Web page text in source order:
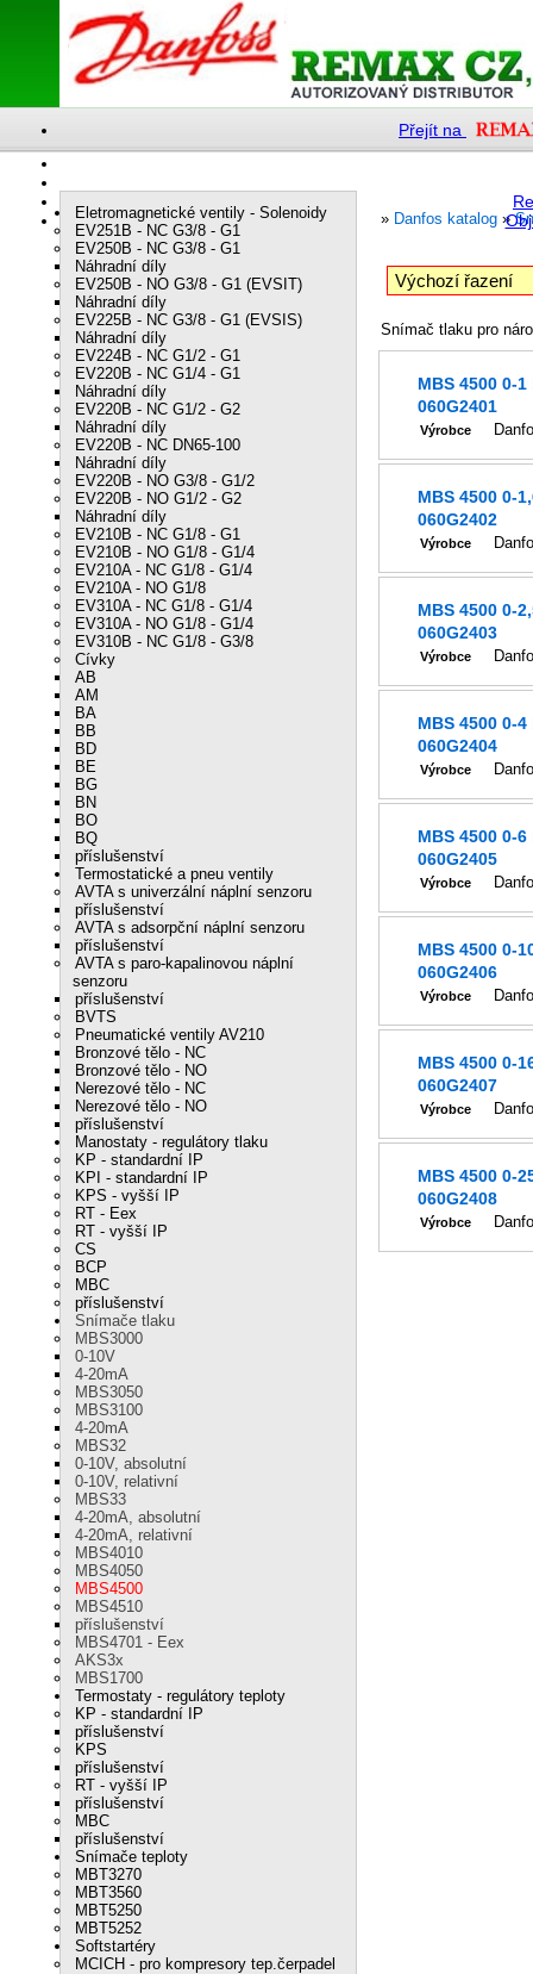
Přejít na
» Danfos katalog »
Snímač tlaku pro
MBS 4500 0-
060G2401
Výrobce
MBS 4500 0-
060G2402
Výrobce
MBS 4500 0-
060G2403
Výrobce
MBS 4500 0-
060G2404
Výrobce
MBS 4500 0-
060G2405
Výrobce
MBS 4500 0-
060G2406
Výrobce
MBS 4500 0-
060G2407
Výrobce
MBS 4500 0-
060G2408
Výrobce
Eletromagnetické ventily - Solenoidy
EV251B - NC G3/8 - G1
EV250B - NC G3/8 - G1
Náhradní díly
EV250B - NO G3/8 - G1 (EVSIT)
Náhradní díly
EV225B - NC G3/8 - G1 (EVSIS)
Náhradní díly
EV224B - NC G1/2 - G1
EV220B - NC G1/4 - G1
Náhradní díly
EV220B - NC G1/2 - G2
Náhradní díly
EV220B - NC DN65-100
Náhradní díly
EV220B - NO G3/8 - G1/2
EV220B - NO G1/2 - G2
Náhradní díly
EV210B - NC G1/8 - G1
EV210B - NO G1/8 - G1/4
EV210A - NC G1/8 - G1/4
EV210A - NO G1/8
EV310A - NC G1/8 - G1/4
EV310A - NO G1/8 - G1/4
EV310B - NC G1/8 - G3/8
Cívky
AB
AM
BA
BB
BD
BE
BG
BN
BO
BQ
příslušenství
Termostatické a pneu ventily
AVTA s univerzální náplní senzoru
příslušenství
AVTA s adsorpční náplní senzoru
příslušenství
AVTA s paro-kapalinovou náplní
senzoru
příslušenství
BVTS
Pneumatické ventily AV210
Bronzové tělo - NC
Bronzové tělo - NO
Nerezové tělo - NC
Nerezové tělo - NO
příslušenství
Manostaty - regulátory tlaku
KP - standardní IP
KPI - standardní IP
KPS - vyšší IP
RT - Eex
RT - vyšší IP
CS
BCP
MBC
příslušenství
Snímače tlaku
MBS3000
0-10V
4-20mA
MBS3050
MBS3100
4-20mA
MBS32
0-10V, absolutní
0-10V, relativní
MBS33
4-20mA, absolutní
4-20mA, relativní
MBS4010
MBS4050
MBS4500
MBS4510
příslušenství
MBS4701 - Eex
AKS3x
MBS1700
Termostaty - regulátory teploty
KP - standardní IP
příslušenství
KPS
příslušenství
RT - vyšší IP
příslušenství
MBC
příslušenství
Snímače teploty
MBT3270
MBT3560
MBT5250
MBT5252
Softstartéry
MCICH - pro kompresory tep.čerpadel